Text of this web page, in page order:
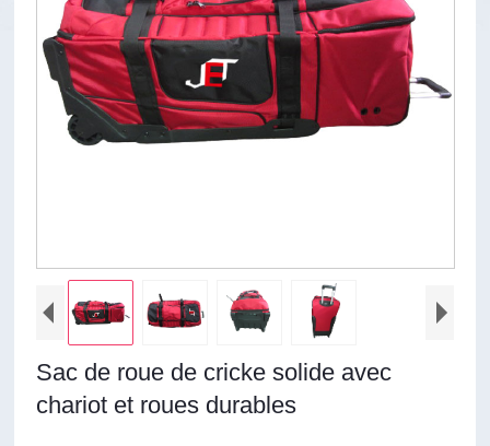
Sac de roue de cricke solide avec
chariot et roues durables